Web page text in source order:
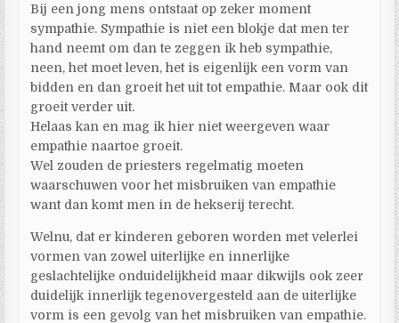
Bij een jong mens ontstaat op zeker moment
sympathie. Sympathie is niet een blokje dat men ter
hand neemt om dan te zeggen ik heb sympathie,
neen, het moet leven, het is eigenlijk een vorm van
bidden en dan groeit het uit tot empathie. Maar ook dit
groeit verder uit.
Helaas kan en mag ik hier niet weergeven waar
empathie naartoe groeit.
Wel zouden de priesters regelmatig moeten
waarschuwen voor het misbruiken van empathie
want dan komt men in de hekserij terecht.
Welnu, dat er kinderen geboren worden met velerlei
vormen van zowel uiterlijke en innerlijke
geslachtelijke onduidelijkheid maar dikwijls ook zeer
duidelijk innerlijk tegenovergesteld aan de uiterlijke
vorm is een gevolg van het misbruiken van empathie.